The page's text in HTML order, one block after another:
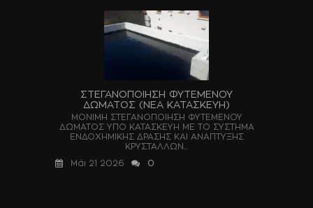
ΣΤΕΓΑΝΟΠΟΙΗΣΗ ΦΥΤΕΜΕΝΟΥ
ΔΩΜΑΤΟΣ (ΝΕΑ ΚΑΤΑΣΚΕΥΗ)
ΜΟΝΙΜΗ ΣΤΕΓΑΝΟΠΟΙΗΣΗ ΦΥΤΕΜΕΝΟΥ
ΔΩΜΑΤΟΣ ΥΠΟ ΚΑΤΑΣΚΕΥΗ ΜΕ ΤΟ ΣΥΣΤΗΜΑ
ΕΝΔΟΧΗΜΙΚΗΣ ΔΡΑΣΗΣ ΚΑΙ ΑΝΑΠΤΥΞΗΣ
ΚΡΥΣΤΑΛΛΩΝ...
Μάι 21 2026
0